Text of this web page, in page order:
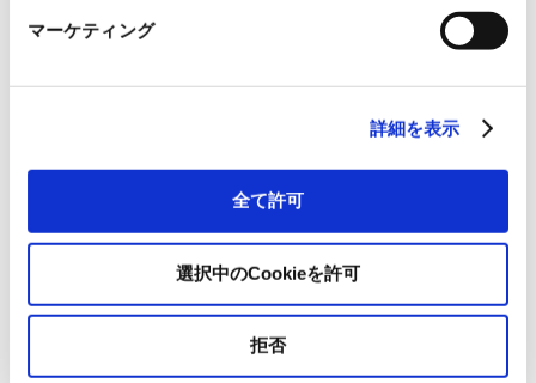
マーケティング
詳細を表示
全て許可
選択中のCookieを許可
拒否
サンケン電気、SII、ABLIC、VISHAY、Micron、金属材
料等
U.S.A.